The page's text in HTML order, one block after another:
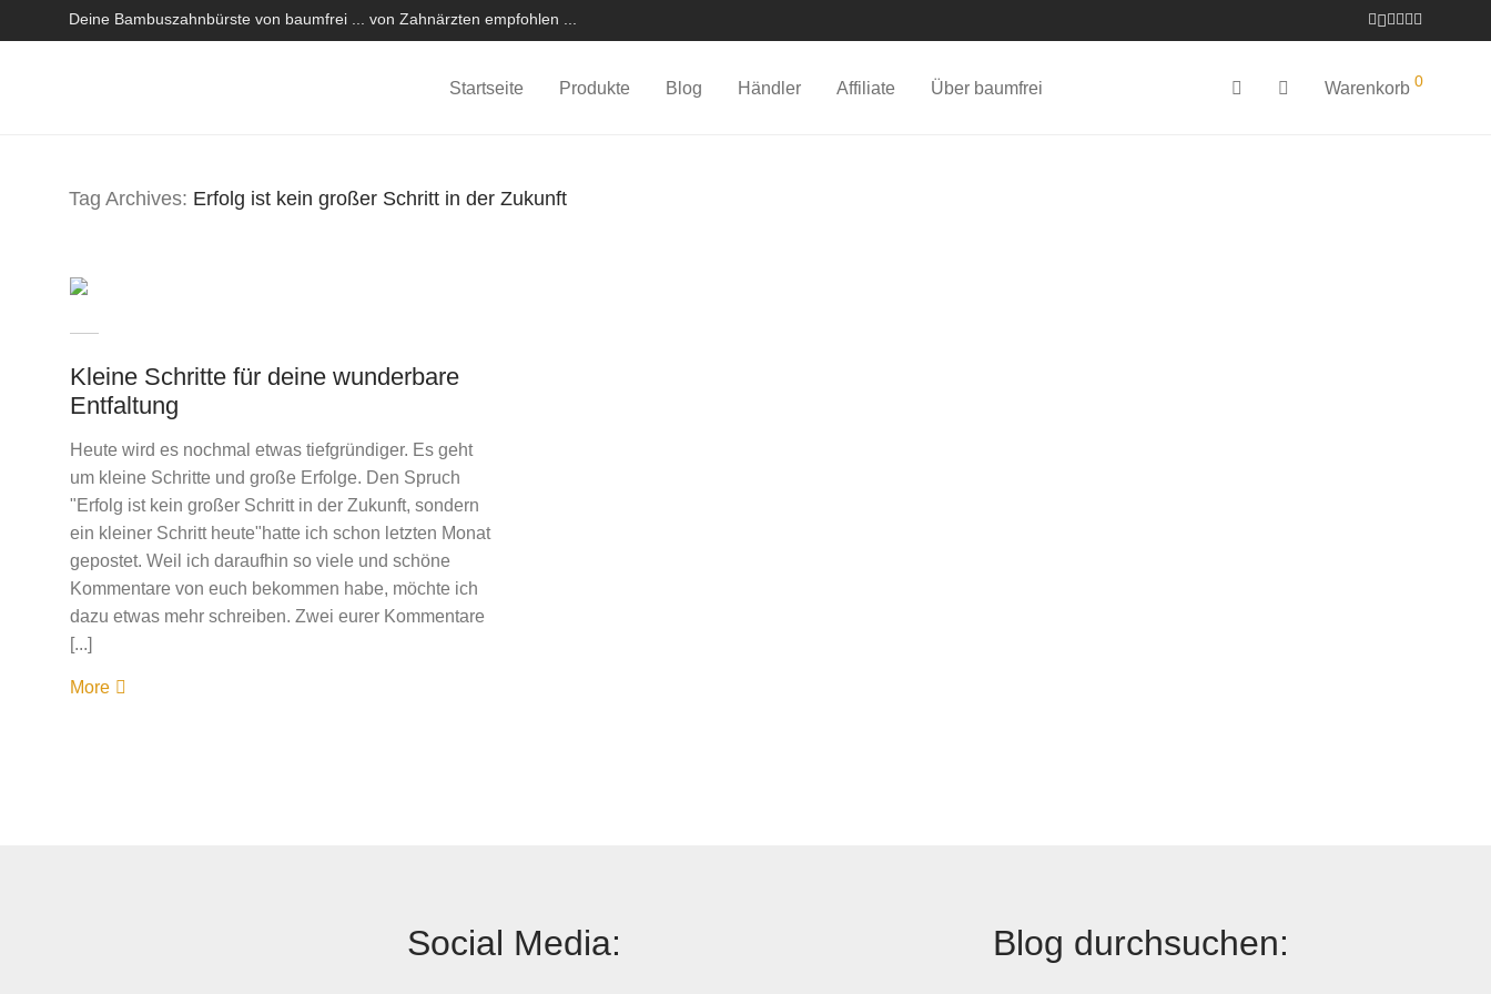
Deine Bambuszahnbürste von baumfrei ... von Zahnärzten empfohlen ...
Startseite Produkte Blog Händler Affiliate Über baumfrei Warenkorb 0
Tag Archives: Erfolg ist kein großer Schritt in der Zukunft
Kleine Schritte für deine wunderbare
Entfaltung
Heute wird es nochmal etwas tiefgründiger. Es geht
um kleine Schritte und große Erfolge. Den Spruch
"Erfolg ist kein großer Schritt in der Zukunft, sondern
ein kleiner Schritt heute"hatte ich schon letzten Monat
gepostet. Weil ich daraufhin so viele und schöne
Kommentare von euch bekommen habe, möchte ich
dazu etwas mehr schreiben. Zwei eurer Kommentare
[...]
More
Social Media: Blog durchsuchen: